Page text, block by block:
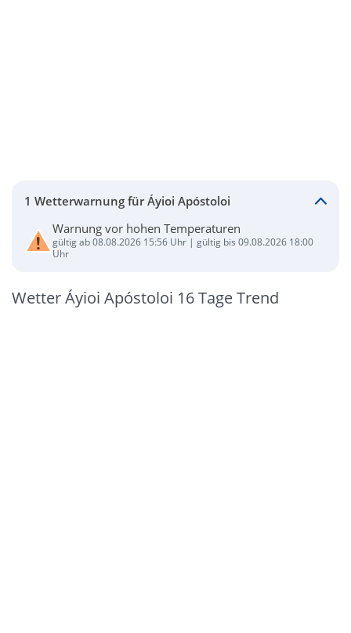
1 Wetterwarnung für Áyioi Apóstoloi
Warnung vor hohen Temperaturen
gültig ab 08.08.2026 15:56 Uhr | gültig bis 09.08.2026 18:00
Uhr
Wetter Áyioi Apóstoloi 16 Tage Trend